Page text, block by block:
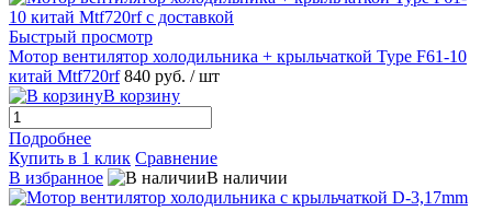
Быстрый просмотр
Мотор вентилятор холодильника + крыльчаткой Type F61-10
китай Mtf720rf 840 руб. / шт
В корзину
Подробнее
Купить в 1 клик Сравнение
В избранное
В наличии